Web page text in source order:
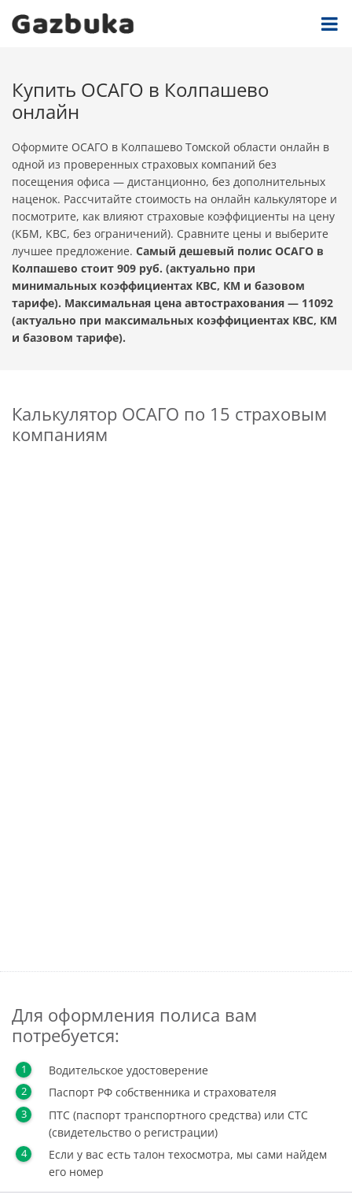
Купить ОСАГО в Колпашево
онлайн
Оформите ОСАГО в Колпашево Томской области онлайн в
одной из проверенных страховых компаний без
посещения офиса — дистанционно, без дополнительных
наценок. Рассчитайте стоимость на онлайн калькуляторе и
посмотрите, как влияют страховые коэффициенты на цену
(КБМ, КВС, без ограничений). Сравните цены и выберите
лучшее предложение. Самый дешевый полис ОСАГО в
Колпашево стоит 909 руб. (актуально при
минимальных коэффициентах КВС, КМ и базовом
тарифе). Максимальная цена автострахования — 11092
(актуально при максимальных коэффициентах КВС, КМ
и базовом тарифе).
Калькулятор ОСАГО по 15 страховым
компаниям
Для оформления полиса вам
потребуется:
Водительское удостоверение
Паспорт РФ собственника и страхователя
ПТС (паспорт транспортного средства) или СТС
(свидетельство о регистрации)
Если у вас есть талон техосмотра, мы сами найдем
его номер